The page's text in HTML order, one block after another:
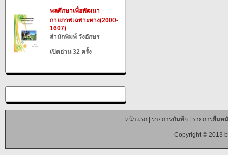
พลศึกษาเพื่อพัฒนา
กายภาพเฉพาะทาง(2000-
1607)
สำนักพิมพ์ วังอักษร
เปิดอ่าน 32 ครั้ง
หน้าแรก| รายการบันทึก| รายการยืมห
Copyright © 2013